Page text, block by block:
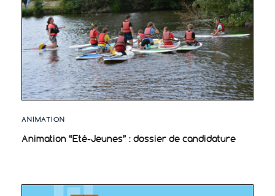
ANIMATION
Animation “Eté-Jeunes” : dossier de candidature